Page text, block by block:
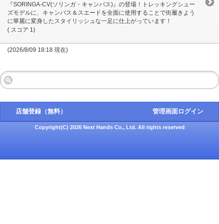
『SORINGA-CV(ソリンガ・キャンバス)』の登場！トレッキングシュー
ズモデルに、キャンバス＆スエードを全面に使用することで街履きよう
に華麗に変身したスタイリッシュな一足に仕上がっています！
( スコア 1)
(2026/8/09 18:18 現在)
店舗登録（無料） 管理画面ログイン
Copyright(C) 2026 Next Hands Co., Ltd. All rights reserved